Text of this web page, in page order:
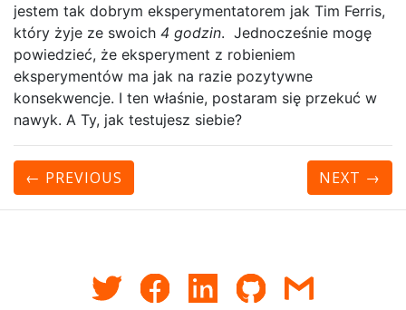
jestem tak dobrym eksperymentatorem jak Tim Ferris,
który żyje ze swoich 4 godzin. Jednocześnie mogę
powiedzieć, że eksperyment z robieniem
eksperymentów ma jak na razie pozytywne
konsekwencje. I ten właśnie, postaram się przekuć w
nawyk. A Ty, jak testujesz siebie?
← PREVIOUS NEXT →